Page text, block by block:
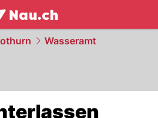
NAU.ch
Wasseramt